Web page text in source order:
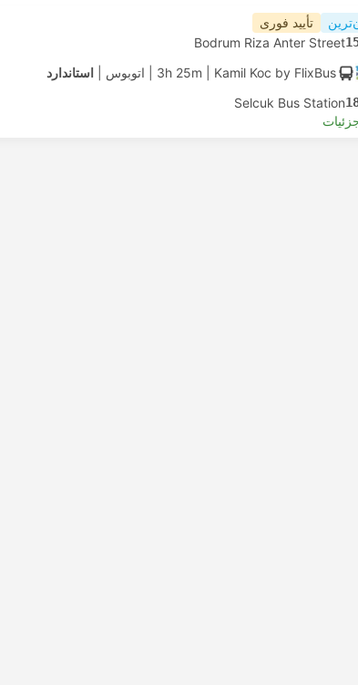
تأیید فوری
Bodrum Riza Anter Street
3h 25m | Kamil Koc by FlixBus اتوبوس استاندارد
Selcuk Bus Station